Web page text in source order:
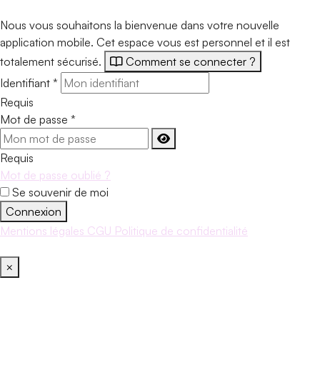
Nous vous souhaitons la bienvenue dans votre nouvelle
application mobile. Cet espace vous est personnel et il est
totalement sécurisé.
Comment se connecter ?
Identifiant *
Requis
Mot de passe *
Requis
Mot de passe oublié ?
Se souvenir de moi
Connexion
Mentions légales CGU Politique de confidentialité
×